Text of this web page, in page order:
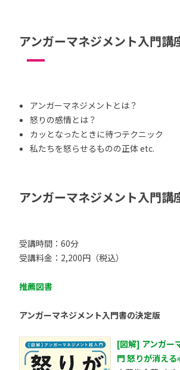
アンガーマネジメント入門講
アンガーマネジメントとは？
怒りの感情とは？
カッとなったときに待つテクニック
私たちを怒らせるものの正体 etc.
アンガーマネジメント入門講
受講時間：60分
受講料金：2,200円（税込）
推薦図書
アンガーマネジメント入門書の決定版
[図解] アンガー
門 怒りが消え